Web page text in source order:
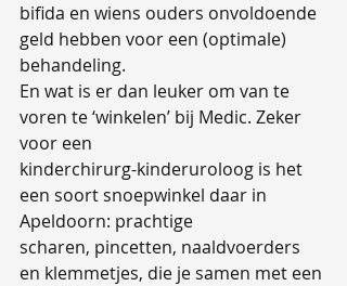
bifida en wiens ouders onvoldoende
geld hebben voor een (optimale)
behandeling.
En wat is er dan leuker om van te
voren te ‘winkelen’ bij Medic. Zeker
voor een
kinderchirurg-kinderuroloog is het
een soort snoepwinkel daar in
Apeldoorn: prachtige
scharen, pincetten, naaldvoerders
en klemmetjes, die je samen met een